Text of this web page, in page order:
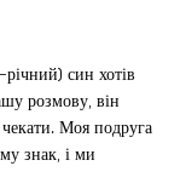
син хотів
розмову, він
чекати. Моя подруга
знак, і ми